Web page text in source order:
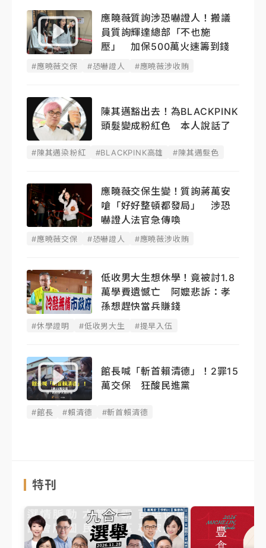
應曉薇質詢涉恐嚇證人！搬議
員質詢輝達總部「不也施
壓」 加保500萬火速籌到錢
#應曉薇交保 #恐嚇證人 #應曉薇涉收賄
陳其邁豁出去！為BLACKPINK
頭髮變成粉紅色 本人說話了
#陳其邁染粉紅 #BLACKPINK高雄 #陳其邁髮色
應曉薇交保生變！質詢蔣萬安
嗆「好好整頓都發局」 涉恐
嚇證人法官急傳喚
#應曉薇交保 #恐嚇證人 #應曉薇涉收賄
低收男大生想休學！竟被討1.8
萬學費遺憾亡 阿嬤悲訴：孝
孫想趕快當兵賺錢
#休學證明 #低收男大生 #提早入伍
館長喊「斬首賴清德」！2罪15
萬交保 狂酸民進黨
#館長 #賴清德 #斬首賴清德
特刊